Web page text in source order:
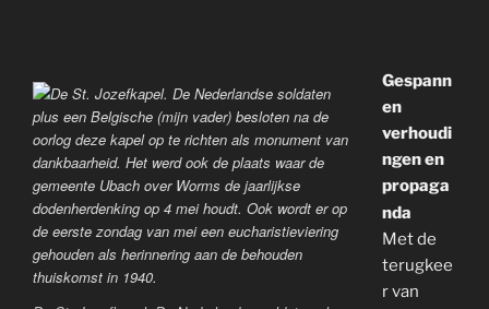
Gespann
en
verhoudi
ngen en
propaga
nda
Met de
terugkee
r van